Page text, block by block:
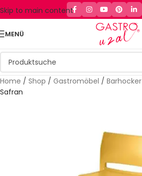
Skip to main content
MENÜ
Home / Shop / Gastromöbel / Barhocker
Safran